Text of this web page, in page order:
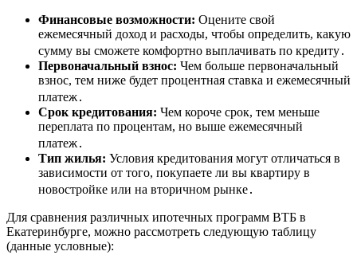
Финансовые возможности: Оцените свой
ежемесячный доход и расходы, чтобы определить, какую
сумму вы сможете комфортно выплачивать по кредиту․
Первоначальный взнос: Чем больше первоначальный
взнос, тем ниже будет процентная ставка и ежемесячный
платеж․
Срок кредитования: Чем короче срок, тем меньше
переплата по процентам, но выше ежемесячный
платеж․
Тип жилья: Условия кредитования могут отличаться в
зависимости от того, покупаете ли вы квартиру в
новостройке или на вторичном рынке․
Для сравнения различных ипотечных программ ВТБ в
Екатеринбурге, можно рассмотреть следующую таблицу
(данные условные):